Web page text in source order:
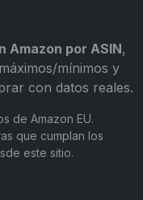
Amazon por ASIN,
mínimos y
con datos reales.
de Amazon EU.
que cumplan los
este sitio.